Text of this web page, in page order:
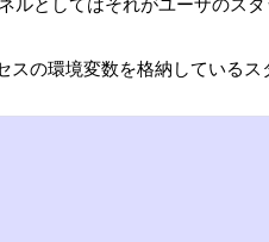
の環境変数を格納している